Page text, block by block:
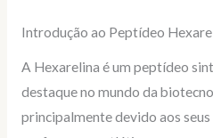
Introdução ao Peptídeo
A Hexarelina é um peptídeo
destaque no mundo da
principalmente devido aos